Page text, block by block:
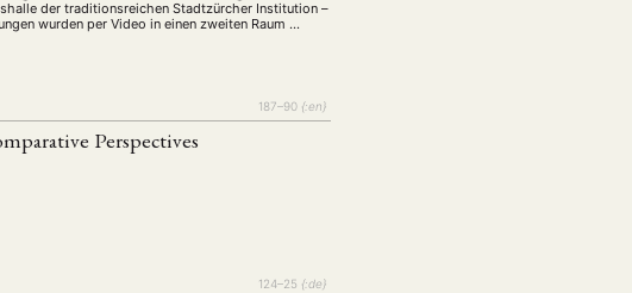
der traditionsreichen Stadtzürcher Institution –
wurden per Video in einen zweiten Raum …
187–90 {:en}
Perspectives
124–25 {:de}